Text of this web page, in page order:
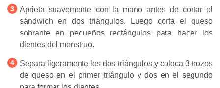
Aprieta suavemente con la mano antes de cortar el
sándwich en dos triángulos. Luego corta el queso
sobrante en pequeños rectángulos para hacer los
dientes del monstruo.
Separa ligeramente los dos triángulos y coloca 3 trozos
de queso en el primer triángulo y dos en el segundo